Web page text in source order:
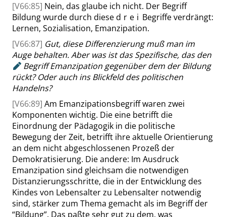
[V66:85] Nein, das glaube ich nicht. Der Begriff
Bildung wurde durch diesedrei Begriffe verdrängt:
Lernen, Sozialisation, Emanzipation.
[V66:87] Gut, diese Differenzierung muß man im
Auge behalten. Aber was ist dasSpezifische, dasden
Begriff Emanzipation gegenüber dem der Bildung
rückt? Oder auch ins Blickfeld des politischen
Handelns?
[V66:89] Am Emanzipationsbegriff waren zwei
Komponenten wichtig. Die eine betrifft die
Einordnung der Pädagogik in die politische
Bewegung der Zeit, betrifft ihre aktuelle Orientierung
an dem nicht abgeschlossenen Prozeß der
Demokratisierung. Die andere: Im Ausdruck
Emanzipation sind gleichsam die notwendigen
Distanzierungsschritte, die in der Entwicklung des
Kindes von Lebensalter zu Lebensalter notwendig
sind, stärker zum Thema gemacht als im Begriff der
“Bildung”. Das paßte sehr gut zu dem, was